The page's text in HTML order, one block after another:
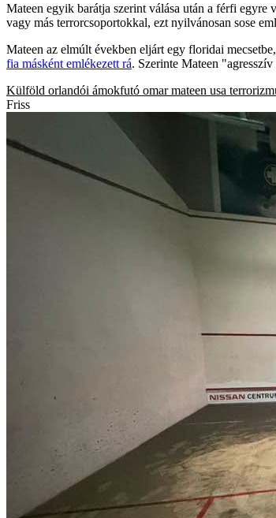
Mateen egyik barátja szerint válása után a férfi egyre
vagy más terrorcsoportokkal, ezt nyilvánosan sose
Mateen az elmúlt években eljárt egy floridai
fia másként emlékezett rá. Szerinte Mateen
Külföld orlandói ámokfutó omar mateen usa
Friss